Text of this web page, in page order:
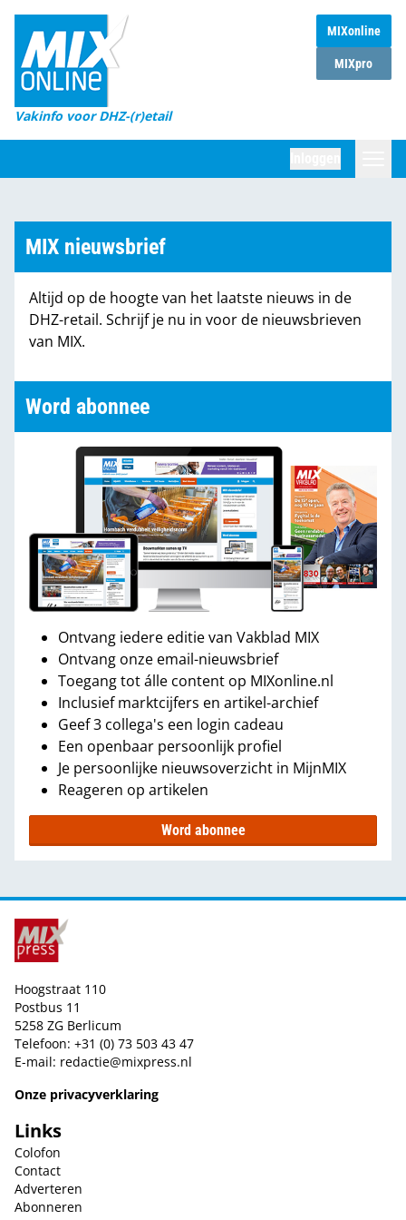
MIXonline
MIXpro
Vakinfo voor DHZ-(r)etail
Home
Magazines
DHZ Sessie
Marktcijfers
Partners
MIX nieuwsbrief
Altijd op de hoogte van het laatste nieuws in de
DHZ-retail. Schrijf je nu in voor de nieuwsbrieven
van MIX.
Word abonnee
Ontvang iedere editie van Vakblad MIX
Ontvang onze email-nieuwsbrief
Toegang tot álle content op MIXonline.nl
Inclusief marktcijfers en artikel-archief
Geef 3 collega's een login cadeau
Een openbaar persoonlijk profiel
Je persoonlijke nieuwsoverzicht in MijnMIX
Reageren op artikelen
Word abonnee
Hoogstraat 110
Postbus 11
5258 ZG Berlicum
Telefoon: +31 (0) 73 503 43 47
E-mail: redactie@mixpress.nl
Onze privacyverklaring
Links
Colofon
Contact
Adverteren
Abonneren